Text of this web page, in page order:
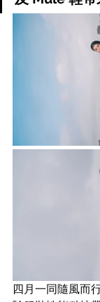
四月一同隨風而